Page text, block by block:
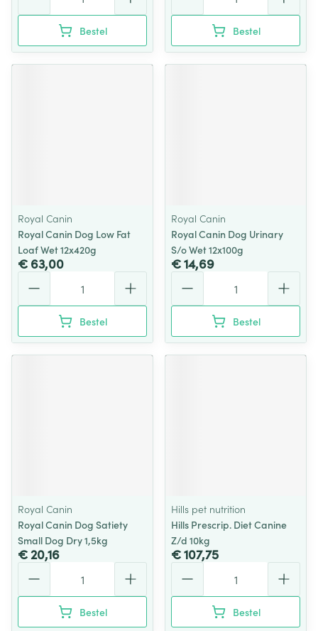
Bestel Bestel
Royal Canin
Royal Canin Dog Low Fat
Loaf Wet 12x420g
€ 63,00
Bestel
Royal Canin
Royal Canin Dog Urinary
S/o Wet 12x100g
€ 14,69
Bestel
Royal Canin
Royal Canin Dog Satiety
Small Dog Dry 1,5kg
€ 20,16
Bestel
Hills pet nutrition
Hills Prescrip. Diet Canine
Z/d 10kg
€ 107,75
Bestel